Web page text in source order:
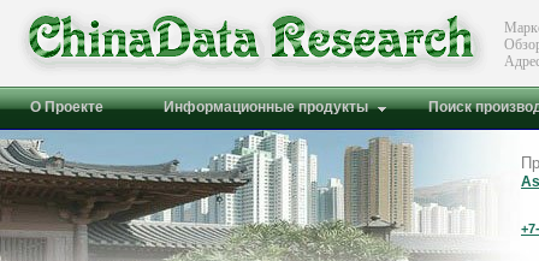
О Проекте Информационные продукты Поиск